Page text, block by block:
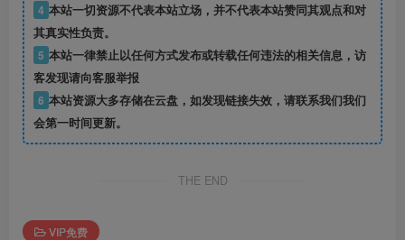
4 本站一切资源不代表本站立场，并不代表本站赞同其观点和对
其真实性负责。
5 本站一律禁止以任何方式发布或转载任何违法的相关信息，访
客发现请向客服举报
6 本站资源大多存储在云盘，如发现链接失效，请联系我们我们
会第一时间更新。
THE END
VIP免费